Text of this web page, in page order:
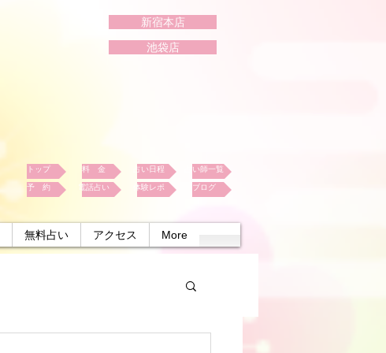
新宿本店
池袋店
トップ 料 金 占い日程 占い師一覧
予 約 電話占い 体験レポ ブログ
無料占い アクセス More